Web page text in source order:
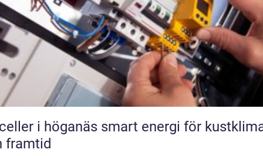
höganäs smart energi för kustklimat
framtid